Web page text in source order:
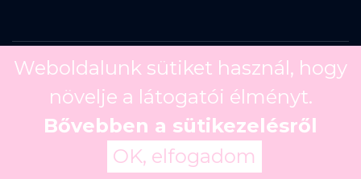
Copyright © 2026
Weboldalunk sütiket használ, hogy
növelje a látogatói élményt.
Bővebben a sütikezelésről
OK, elfogadom